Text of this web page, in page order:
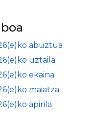
abuztua
uztaila
ekaina
maiatza
apirila